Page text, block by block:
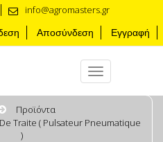
info@agromasters.gr
Αποσύνδεση Εγγραφή
Προϊόντα
Traite ( Pulsateur Pneumatique
)